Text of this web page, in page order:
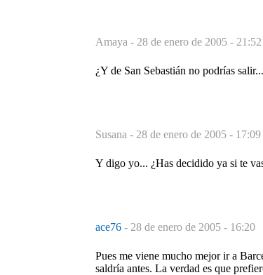
Amaya - 28 de enero de 2005 - 21:52
¿Y de San Sebastián no podrías
Susana - 28 de enero de 2005 - 17:09
Y digo yo... ¿Has decidido ya si te
ace76 - 28 de enero de 2005 - 16:20
Pues me viene mucho mejor ir a
saldría antes. La verdad es que